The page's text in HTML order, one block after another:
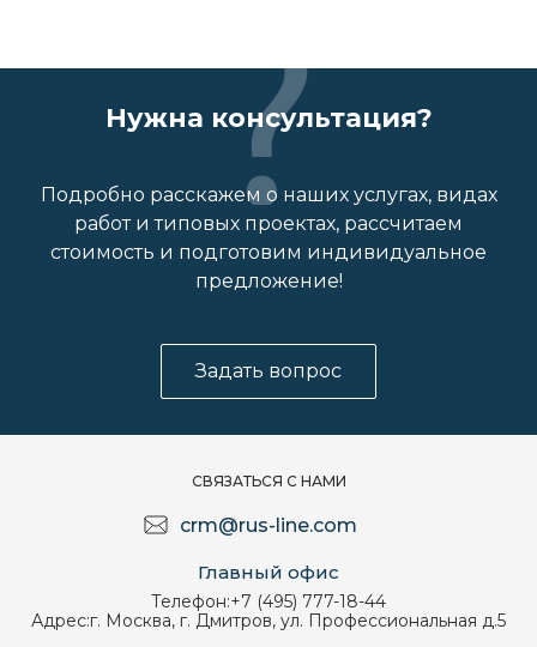
Нужна консультация?
Подробно расскажем о наших услугах, видах
работ и типовых проектах, рассчитаем
стоимость и подготовим индивидуальное
предложение!
Задать вопрос
СВЯЗАТЬСЯ С НАМИ
crm@rus-line.com
Главный офис
Телефон:+7 (495) 777-18-44
Адрес:г. Москва, г. Дмитров, ул. Профессиональная д.5